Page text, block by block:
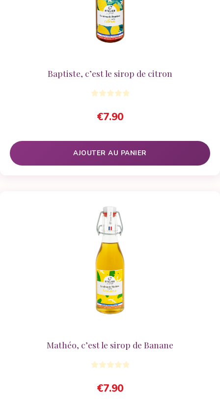
Baptiste, c’est le sirop de citron
€7.90
AJOUTER AU PANIER
Mathéo, c’est le sirop de Banane
€7.90